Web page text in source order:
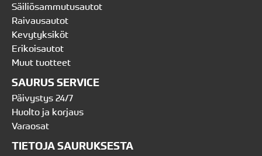
Säiliösammutusautot
Raivausautot
Kevytyksiköt
Erikoisautot
Muut tuotteet
SAURUS SERVICE
Päivystys 24/7
Huolto ja korjaus
Varaosat
TIETOJA SAURUKSESTA